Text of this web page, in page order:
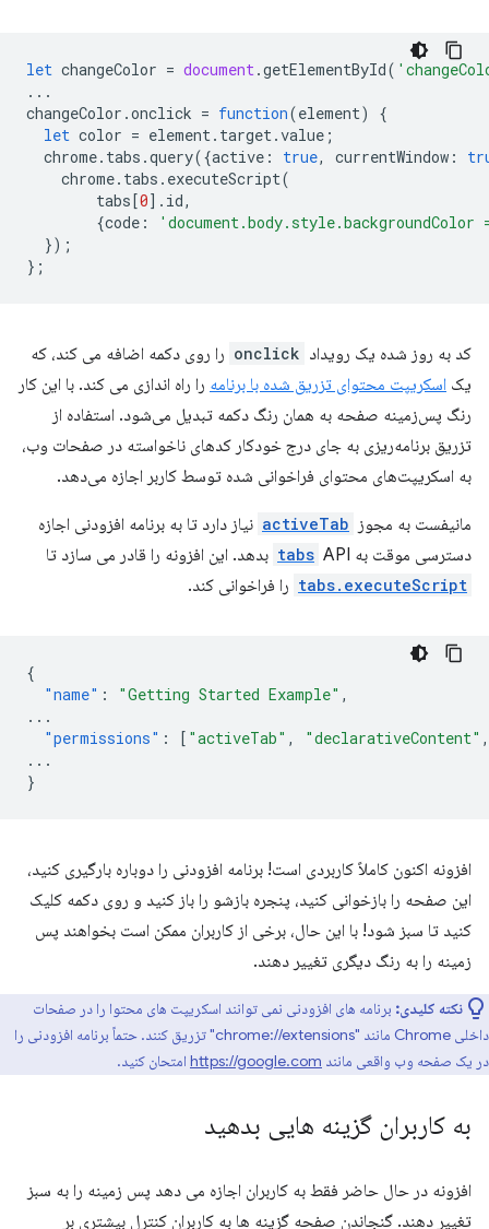
let changeColor = document .getElementById(
...
changeColor .onclick = function(element)
{
let color = element . target .value ;
chrome. tabs .query({active : true, currentWindow :
chrome. tabs . executeScript(
tabs[0]. id,
{code :
});
};
کد به روز شده یک رویداد onclick را روی دکمه اضافه می کند، که
یک اسکریپت محتوای تزریق شده با برنامه را راه اندازی می کند. با این کار
رنگ پس‌زمینه صفحه به همان رنگ دکمه تبدیل می‌شود. استفاده از
تزریق برنامه‌ریزی به جای درج خودکار کدهای ناخواسته در صفحات وب،
به اسکریپت‌های محتوای فراخوانی شده توسط کاربر اجازه می‌دهد.
مانیفست به مجوز activeTab نیاز دارد تا به برنامه افزودنی اجازه
دسترسی موقت به
tabs API بدهد. این افزونه را قادر می سازد تا
tabs.executeScript را فراخوانی کند.
{
"name" : "Getting Started Example" ,
...
"permissions" : [ "activeTab" , "declarativeContent" ,
...
}
افزونه اکنون کاملاً کاربردی است! برنامه افزودنی را دوباره بارگیری کنید،
این صفحه را بازخوانی کنید، پنجره بازشو را باز کنید و روی دکمه کلیک
کنید تا سبز شود! با این حال، برخی از کاربران ممکن است بخواهند پس
زمینه را به رنگ دیگری تغییر دهند.
نکته کلیدی: برنامه های افزودنی نمی توانند اسکریپت های محتوا را در صفحات
داخلی Chrome مانند "chrome://extensions" تزریق کنند. حتماً برنامه افزودنی را
در یک صفحه وب واقعی مانند https://google.com امتحان کنید.
به کاربران گزینه هایی بدهید
افزونه در حال حاضر فقط به کاربران اجازه می دهد پس زمینه را به سبز
تغییر دهند. گنجاندن صفحه گزینه ها به کاربران کنترل بیشتری بر